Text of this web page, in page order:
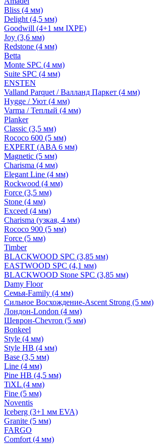
Bliss (4 мм)
Delight (4,5 мм)
Goodwill (4+1 мм IXPE)
Joy (3,6 мм)
Redstone (4 мм)
Betta
Monte SPC (4 мм)
Suite SPC (4 мм)
ENSTEN
Valland Parquet / Валланд Паркет (4 мм)
Hygge / Уют (4 мм)
Varma / Теплый (4 мм)
Planker
Classic (3,5 мм)
Rococo 600 (5 мм)
EXPERT (ABA 6 мм)
Magnetic (5 мм)
Charisma (4 мм)
Elegant Line (4 мм)
Rockwood (4 мм)
Force (3,5 мм)
Stone (4 мм)
Exceed (4 мм)
Charisma (узкая, 4 мм)
Rococo 900 (5 мм)
Force (5 мм)
Timber
BLACKWOOD SPC (3,85 мм)
EASTWOOD SPC (4,1 мм)
BLACKWOOD Stone SPC (3,85 мм)
Damy Floor
Семья-Family (4 мм)
Сильное Восхождение-Ascent Strong (5 мм)
Лондон-London (4 мм)
Шеврон-Chevron (5 мм)
Bonkeel
Style (4 мм)
Style HB (4 мм)
Base (3,5 мм)
Line (4 мм)
Pine HB (4,5 мм)
TiXL (4 мм)
Fine (5 мм)
Noventis
Iceberg (3+1 мм EVA)
Granite (5 мм)
FARGO
Comfort (4 мм)